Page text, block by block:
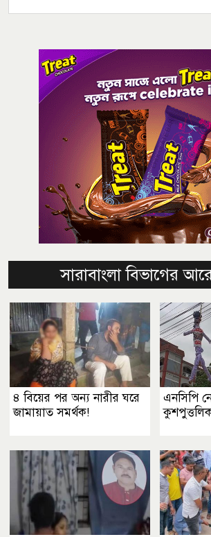
সারাবাংলা বিভাগের
৪ বিয়ের পর অন্য নারীর ঘরে
জামায়াত সমর্থক!
এনসিপি